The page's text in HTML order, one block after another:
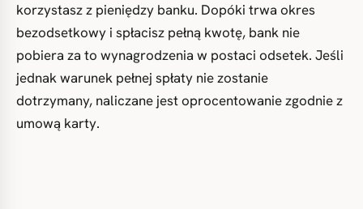
korzystasz z pieniędzy banku. Dopóki trwa okres
bezodsetkowy i spłacisz pełną kwotę, bank nie
pobiera za to wynagrodzenia w postaci odsetek. Jeśli
jednak warunek pełnej spłaty nie zostanie
dotrzymany, naliczane jest oprocentowanie zgodnie z
umową karty.